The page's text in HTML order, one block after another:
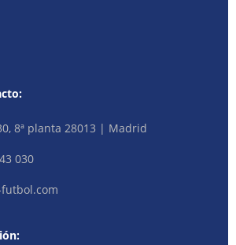
8ª planta 28013 | Madrid
030